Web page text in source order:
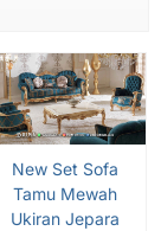
New Set Sofa
Tamu Mewah
Ukiran Jepara